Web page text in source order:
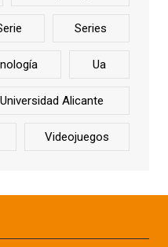
Series
Ua
Universidad Alicante
Videojuegos